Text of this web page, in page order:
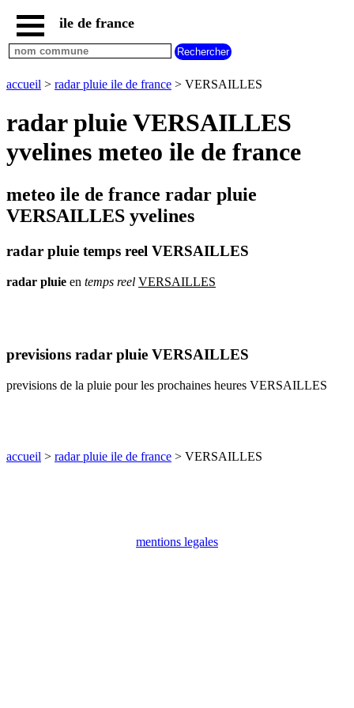
accueil
paris
communes
communes
hauts
de
seine
seine
et
marne
communes
seine
denis
oise
val
ile de france
accueil > radar pluie ile de france > VERSAILLES
radar pluie VERSAILLES
yvelines meteo ile de france
meteo ile de france radar pluie
VERSAILLES yvelines
radar pluie temps reel VERSAILLES
radar pluie en temps reel VERSAILLES
previsions radar pluie VERSAILLES
previsions de la pluie pour les prochaines heures VERSAILLES
accueil > radar pluie ile de france > VERSAILLES
mentions legales